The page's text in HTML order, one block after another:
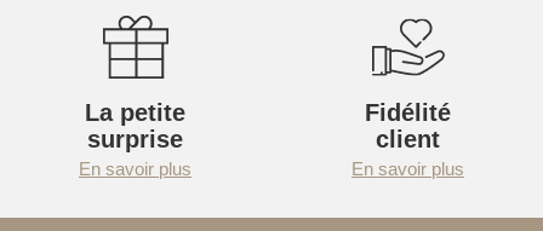
La petite
surprise
En savoir plus
Fidélité
client
En savoir plus